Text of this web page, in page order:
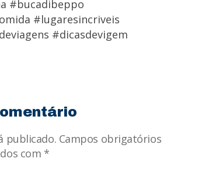
#bucadibeppo
#lugaresincriveis
#dicasdevigem
publicado. Campos obrigatórios
com *